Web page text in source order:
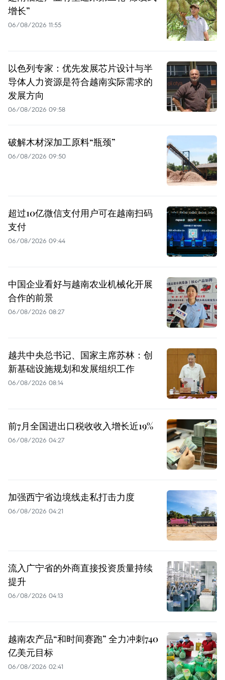
增长”
06/08/2026 11:55
以色列专家：优先发展芯片设计与半
导体人力资源是符合越南实际需求的
发展方向
06/08/2026 09:58
破解木材深加工原料“瓶颈”
06/08/2026 09:50
超过10亿微信支付用户可在越南扫码
支付
06/08/2026 09:44
中国企业看好与越南农业机械化开展
合作的前景
06/08/2026 08:27
越共中央总书记、国家主席苏林：创
新基础设施规划和发展组织工作
06/08/2026 08:14
前7月全国进出口税收收入增长近19%
06/08/2026 04:27
加强西宁省边境线走私打击力度
06/08/2026 04:21
流入广宁省的外商直接投资质量持续
提升
06/08/2026 04:13
越南农产品“和时间赛跑” 全力冲刺740
亿美元目标
06/08/2026 02:41